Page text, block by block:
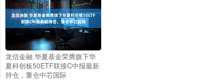
龙信金融 华夏基金荣膺旗下华
夏科创板50ETF联接C中报最新
持仓，重仓中芯国际